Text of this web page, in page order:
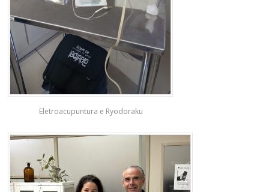
Eletroacupuntura e Ryodoraku